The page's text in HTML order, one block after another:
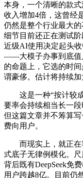
本身，一个清晰的款
收入增加4倍，这曾经
仍然是整个行业最大
细节目前还正在测试
近级AI使用决定起头
——大模子办事到底值
的命题上，它选的时
谓豪侈。估计将持续加
这是一种“按计较成
要率会持续相当长一
但这篇文章并不筹算
费向用户。
而现实上，就正在
式底子无律例模化。
背后既有DeepSeek免
用户跨越8亿。目前仍